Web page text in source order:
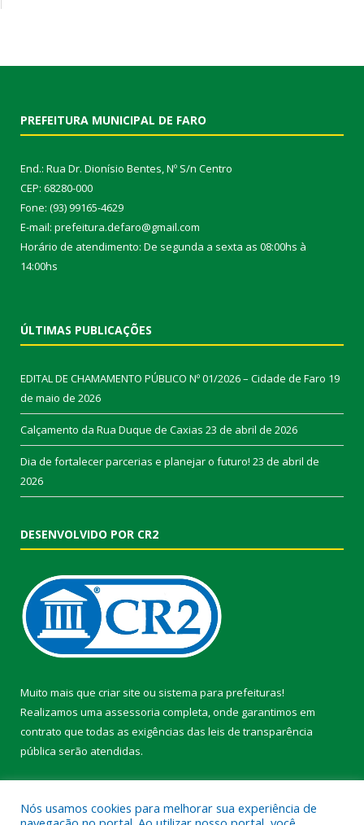
PREFEITURA MUNICIPAL DE FARO
End.: Rua Dr. Dionísio Bentes, Nº S/n Centro
CEP: 68280-000
Fone: (93) 99165-4629
E-mail: prefeitura.defaro@gmail.com
Horário de atendimento: De segunda a sexta as 08:00hs à
14:00hs
ÚLTIMAS PUBLICAÇÕES
EDITAL DE CHAMAMENTO PÚBLICO Nº 01/2026 – Cidade de Faro 19
de maio de 2026
Calçamento da Rua Duque de Caxias 23 de abril de 2026
Dia de fortalecer parcerias e planejar o futuro! 23 de abril de
2026
DESENVOLVIDO POR CR2
Muito mais que criar site ou sistema para prefeituras!
Realizamos uma assessoria completa, onde garantimos em
contrato que todas as exigências das leis de transparência
pública serão atendidas.
Nós usamos cookies para melhorar sua experiência de